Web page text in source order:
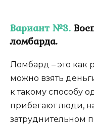
Вариант №3.
ломбарда.
Ломбард – это как
можно взять
к такому способу
прибегают люди,
затруднительном